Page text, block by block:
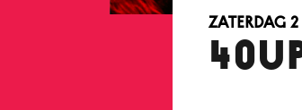
zaterdag 2